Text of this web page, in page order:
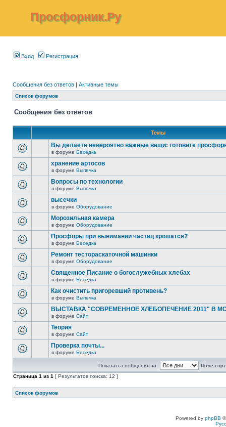
Просфорник.Ру
Вход Регистрация
Сообщения без ответов | Активные темы
Список форумов
Сообщения без ответов
Темы
Вы делаете невероятно важные вещи: готовите
в форуме Беседка
хранение артосов
в форуме Выпечка
Вопросы по технологии
в форуме Выпечка
высечки
в форуме Оборудование
Морозильная камера
в форуме Оборудование
Просфоры при вынимании частиц крошатся?
в форуме Беседка
Ремонт тестораскаточной машинки
в форуме Оборудование
Священное Писание о богослужебных хлебах
в форуме Беседка
Как очистить пригоревший противень?
в форуме Выпечка
ВЫСТАВКА "СОВРЕМЕННОЕ ХЛЕБОПЕЧЕНИЕ 2011" В
в форуме Сайт
Теория
в форуме Сайт
Проверка почты...
в форуме Беседка
Показать сообщения за:
Поле
Страница 1 из 1 [ Результатов поиска: 12 ]
Список форумов
Powered by phpBB